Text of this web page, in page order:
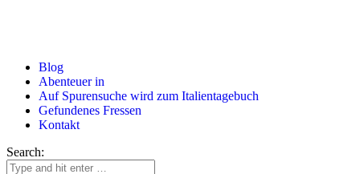
Blog
Abenteuer in
Auf Spurensuche wird zum Italientagebuch
Gefundenes Fressen
Kontakt
Search: